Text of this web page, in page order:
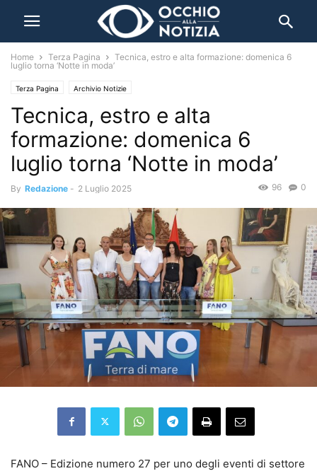
Home Terza Pagina
Tecnica, estro e alta formazione: domenica 6
luglio torna ‘Notte in moda’
Terza Pagina Archivio Notizie
Tecnica, estro e alta
formazione: domenica 6
luglio torna ‘Notte in moda’
By Redazione - 2 Luglio 2025 0
96
FANO – Edizione numero 27 per uno degli eventi di settore